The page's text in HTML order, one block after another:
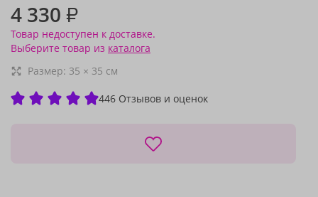
4 330 ₽
Товар недоступен к доставке.
Выберите товар из каталога
Размер: 35 × 35 см
446 Отзывов и оценок